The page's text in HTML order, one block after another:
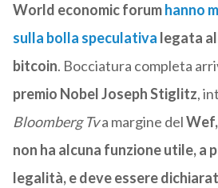
World economic forumhanno
sulla bolla speculativa legata
bitcoin. Bocciatura completa
premio Nobel Joseph Stiglitz,
Bloomberg Tva margine del
non ha alcuna funzione utile, a
legalità, e deve essere